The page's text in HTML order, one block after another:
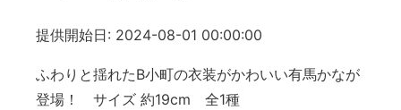
提供開始日: 2024-08-01 00:00:00
ふわりと揺れたB小町の衣装がかわいい有馬かなが
登場！ サイズ 約19cm 全1種